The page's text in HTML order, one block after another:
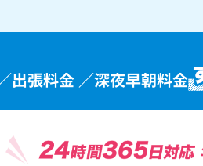
出張料金 ／深夜早朝料金